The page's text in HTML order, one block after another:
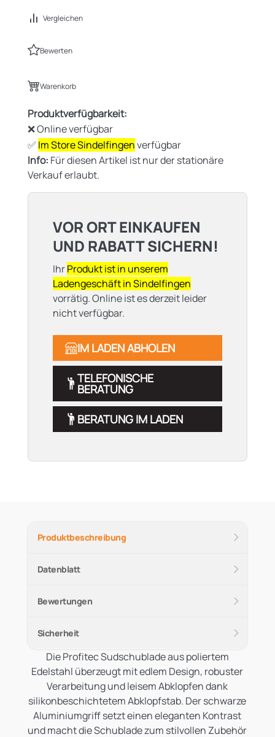
Vergleichen
Bewerten
Warenkorb
Produktverfügbarkeit:
❌ Online verfügbar
✅ Im Store Sindelfingenverfügbar
Info: Für diesen Artikel ist nur der stationäre
Verkauf erlaubt.
VOR ORT EINKAUFEN
UND RABATT SICHERN!
IhrProdukt ist in unserem
Ladengeschäft in Sindelfingen
vorrätig. Online ist es derzeit leider
nicht verfügbar.
IM LADEN ABHOLEN
TELEFONISCHE
BERATUNG
BERATUNG IM LADEN
Produktbeschreibung
Datenblatt
Bewertungen
Sicherheit
Die Profitec Sudschublade aus poliertem
Edelstahl überzeugt mit edlem Design, robuster
Verarbeitung und leisem Abklopfen dank
silikonbeschichtetem Abklopfstab. Der schwarze
Aluminiumgriff setzt einen eleganten Kontrast
und macht die Schublade zum stilvollen Zubehör